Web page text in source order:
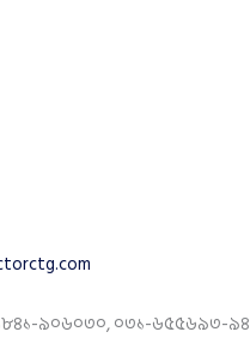
৯০৬০৩০, ০৩১-৬৫৫৬৯৩-৯৪